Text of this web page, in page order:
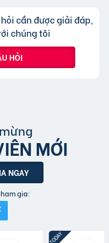
chỉ chấp nhận các
có dấu.
cần được giải đáp,
chúng tôi
HỎI
MỚI
NGAY
gia: